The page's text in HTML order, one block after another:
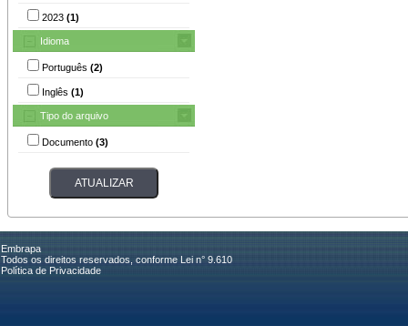
2023 (1)
Idioma
Português (2)
Inglês (1)
Tipo do arquivo
Documento (3)
Embrapa
Todos os direitos reservados, conforme Lei n° 9.610
Política de Privacidade